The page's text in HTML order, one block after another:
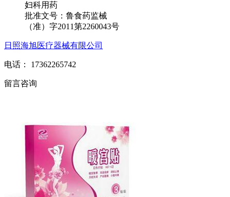
妇科用药
批准文号： 鲁食药监械
（准）字2011第2260043号
日照海旭医疗器械有限公司
电话： 17362265742
留言咨询